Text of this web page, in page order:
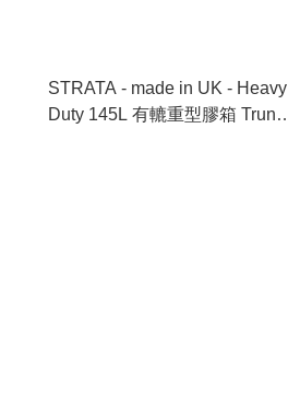
STRATA - made in UK - Heavy
Duty 145L 有轆重型膠箱 Trunk